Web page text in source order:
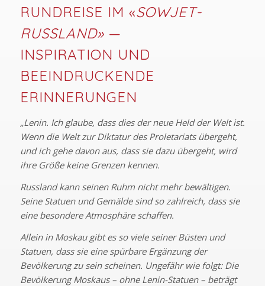
RUNDREISE IM «SOWJET-
RUSSLAND» —
INSPIRATION UND
BEEINDRUCKENDE
ERINNERUNGEN
„Lenin. Ich glaube, dass dies der neue Held der Welt ist.
Wenn die Welt zur Diktatur des Proletariats übergeht,
und ich gehe davon aus, dass sie dazu übergeht, wird
ihre Größe keine Grenzen kennen.
Russland kann seinen Ruhm nicht mehr bewältigen.
Seine Statuen und Gemälde sind so zahlreich, dass sie
eine besondere Atmosphäre schaffen.
Allein in Moskau gibt es so viele seiner Büsten und
Statuen, dass sie eine spürbare Ergänzung der
Bevölkerung zu sein scheinen. Ungefähr wie folgt: Die
Bevölkerung Moskaus – ohne Lenin-Statuen – beträgt